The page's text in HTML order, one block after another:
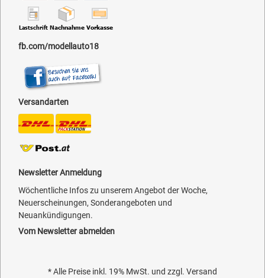
fb.com/modellauto18
Versandarten
Newsletter Anmeldung
Wöchentliche Infos zu unserem Angebot der Woche,
Neuerscheinungen, Sonderangeboten und
Neuankündigungen.
Vom Newsletter abmelden
* Alle Preise inkl. 19% MwSt. und zzgl. Versand